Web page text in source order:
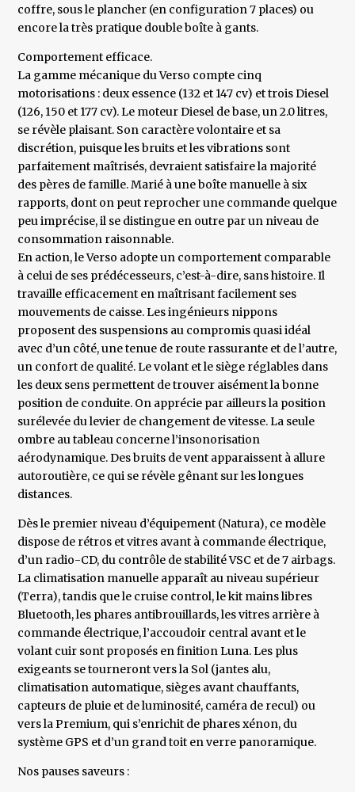
coffre, sous le plancher (en configuration 7 places) ou
encore la très pratique double boîte à gants.
Comportement efficace.
La gamme mécanique du Verso compte cinq
motorisations : deux essence (132 et 147 cv) et trois Diesel
(126, 150 et 177 cv). Le moteur Diesel de base, un 2.0 litres,
se révèle plaisant. Son caractère volontaire et sa
discrétion, puisque les bruits et les vibrations sont
parfaitement maîtrisés, devraient satisfaire la majorité
des pères de famille. Marié à une boîte manuelle à six
rapports, dont on peut reprocher une commande quelque
peu imprécise, il se distingue en outre par un niveau de
consommation raisonnable.
En action, le Verso adopte un comportement comparable
à celui de ses prédécesseurs, c’est-à-dire, sans histoire. Il
travaille efficacement en maîtrisant facilement ses
mouvements de caisse. Les ingénieurs nippons
proposent des suspensions au compromis quasi idéal
avec d’un côté, une tenue de route rassurante et de l’autre,
un confort de qualité. Le volant et le siège réglables dans
les deux sens permettent de trouver aisément la bonne
position de conduite. On apprécie par ailleurs la position
surélevée du levier de changement de vitesse. La seule
ombre au tableau concerne l’insonorisation
aérodynamique. Des bruits de vent apparaissent à allure
autoroutière, ce qui se révèle gênant sur les longues
distances.
Dès le premier niveau d’équipement (Natura), ce modèle
dispose de rétros et vitres avant à commande électrique,
d’un radio-CD, du contrôle de stabilité VSC et de 7 airbags.
La climatisation manuelle apparaît au niveau supérieur
(Terra), tandis que le cruise control, le kit mains libres
Bluetooth, les phares antibrouillards, les vitres arrière à
commande électrique, l’accoudoir central avant et le
volant cuir sont proposés en finition Luna. Les plus
exigeants se tourneront vers la Sol (jantes alu,
climatisation automatique, sièges avant chauffants,
capteurs de pluie et de luminosité, caméra de recul) ou
vers la Premium, qui s’enrichit de phares xénon, du
système GPS et d’un grand toit en verre panoramique.
Nos pauses saveurs :